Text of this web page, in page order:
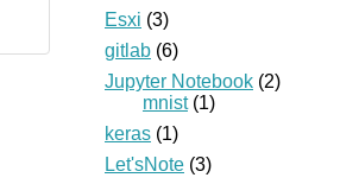
Esxi (3)
gitlab (6)
Jupyter Notebook (2)
mnist(1)
keras (1)
Let'sNote (3)